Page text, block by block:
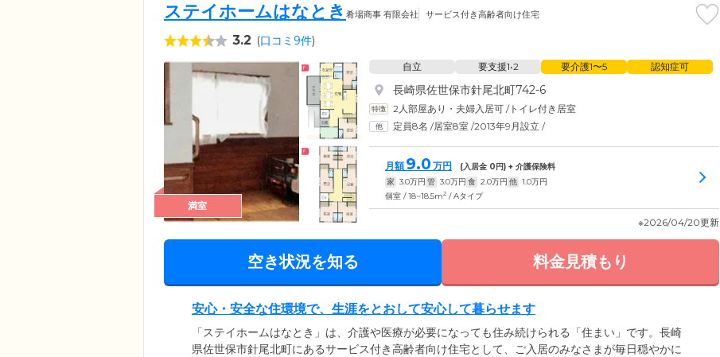
ステイホームはなとき 肴場商事 有限会社 サービス付き高齢者向け住宅
3.2 (口コミ9件)
満室
自立 要支援1•2 要介護1〜5 認知症可
長崎県佐世保市針尾北町742-6
2人部屋あり・夫婦入居可 /トイレ付き居室
定員8名 /居室8室 /2013年9月設立 /
月額 9.0 万円 (入居金 0円) + 介護保険料
家 3.0万円 管 3.0万円 食 2.0万円 他 1.0万円
個室 / 18~18.5m2 / Aタイプ
※2026/04/20更新
空き状況を知る 料金見積もり
安心・安全な住環境で、生涯をとおして安心して暮らせます
「ステイホームはなとき」は、介護や医療が必要になっても住み続けられる「住まい」です。長崎
県佐世保市針尾北町にあるサービス付き高齢者向け住宅として、ご入居のみなさまが毎日穏やかに